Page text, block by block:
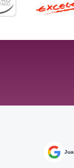
Juan DelgadoEn Google